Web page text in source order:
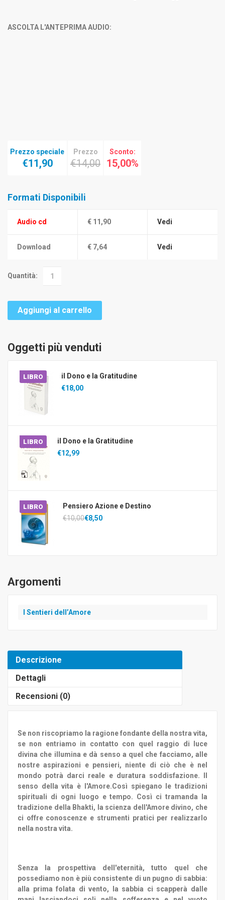
ASCOLTA L'ANTEPRIMA AUDIO:
Prezzo speciale
€11,90
Prezzo
€14,00
Sconto:
15,00%
Formati Disponibili
Audio cd € 11,90 Vedi
Download € 7,64 Vedi
Quantità:
Aggiungi al carrello
Oggetti più venduti
LIBRO
il Dono e la Gratitudine
€18,00
LIBRO
il Dono e la Gratitudine
€12,99
LIBRO
Pensiero Azione e Destino
€10,00€8,50
Argomenti
I Sentieri dell’Amore
Descrizione
Dettagli
Recensioni (0)
Se non riscopriamo la ragione fondante della nostra vita,
se non entriamo in contatto con quel raggio di luce
divina che illumina e dà senso a quel che facciamo, alle
nostre aspirazioni e pensieri, niente di ciò che è nel
mondo potrà darci reale e duratura soddisfazione.
senso della vita è l'Amore.Così spiegano le tradizioni
spirituali di ogni luogo e tempo. Così ci tramanda la
tradizione della Bhakti, la scienza dell'Amore divino, che
ci offre conoscenze e strumenti pratici per realizzarlo
nella nostra vita.
Senza la prospettiva dell'eternità, tutto quel che
possediamo non è più consistente di un pugno di sabbia:
alla prima folata di vento, la sabbia ci scapperà dalle